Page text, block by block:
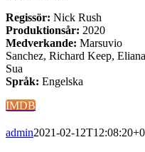
Regissör: Nick Rush
Produktionsår: 2020
Medverkande: Marsuvio
Sanchez, Richard Keep, Eliana
Sua
Språk: Engelska
IMDB
admin2021-02-